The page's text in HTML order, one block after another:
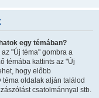
egy témában?
"Új téma" gombra a
témába kattints az "Új
hogy előbb
téma oldalak alján találod
csatolmánnyal stb.